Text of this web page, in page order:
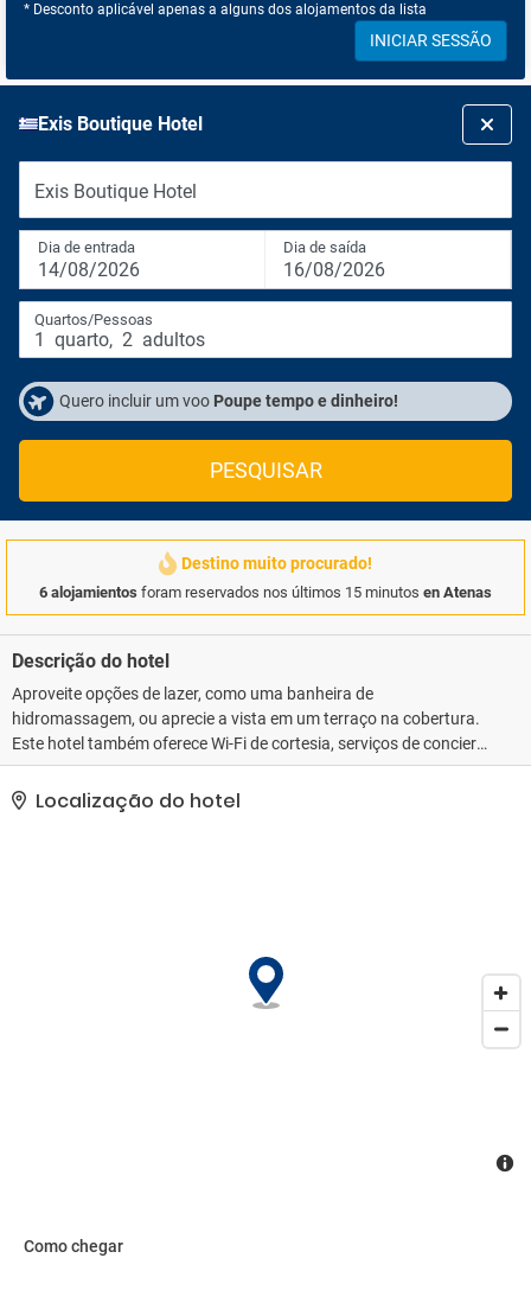
* Desconto aplicável apenas a alguns dos alojamentos da lista
INICIAR SESSÃO
Exis Boutique Hotel
Exis Boutique Hotel
Dia de entrada
14/08/2026
Dia de saída
16/08/2026
Quartos/Pessoas
1 quarto, 2 adultos
Quero incluir um voo Poupe tempo e dinheiro!
PESQUISAR
Destino muito procurado!
6 alojamientos foram reservados nos últimos 15 minutos en Atenas
Descrição do hotel
Aproveite opções de lazer, como uma banheira de
hidromassagem, ou aprecie a vista em um terraço na cobertura.
Este hotel também oferece Wi-Fi de cortesia, serviços de concierge
e TV na área comum.. As comodidades presentes incluem balcão
de recepção 24 horas, armazenamento para bagagem e um
elevador. Mediante uma sobretaxa, há serviço de traslado
Localização do hotel
Como chegar